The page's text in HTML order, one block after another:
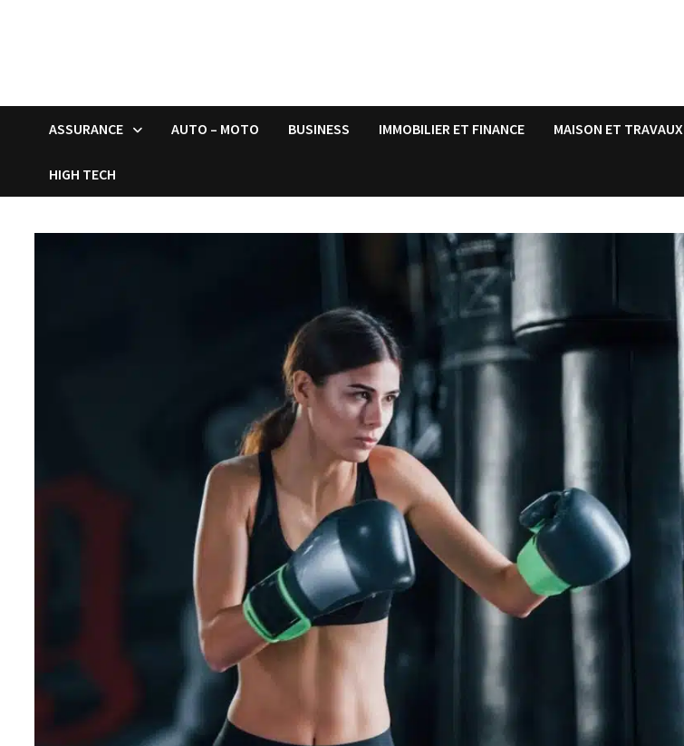
ASSURANCE AUTO – MOTO BUSINESS IMMOBILIER ET FINANCE MAISON ET TRAVAUX
HIGH TECH